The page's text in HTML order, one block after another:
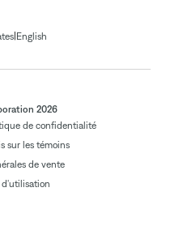
| English
2026
de confidentialité
sur les témoins
de vente